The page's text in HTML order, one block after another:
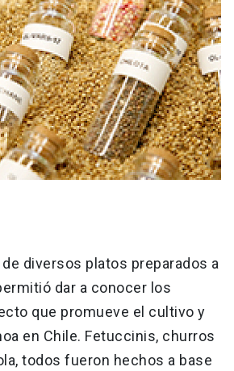
launch
launch
diversos platos preparados a
dar a conocer los
que promueve el cultivo y
en Chile. Fetuccinis, churros
todos fueron hechos a base